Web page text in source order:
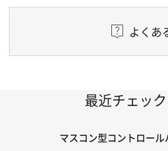
よくあ
最近チェッ
マスコン型コントロー